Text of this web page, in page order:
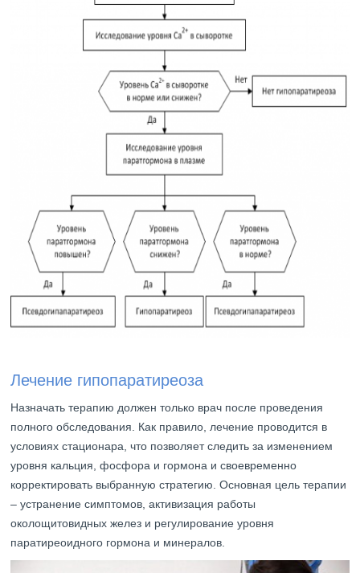
Лечение гипопаратиреоза
Назначать терапию должен только врач после проведения
полного обследования. Как правило, лечение проводится в
условиях стационара, что позволяет следить за изменением
уровня кальция, фосфора и гормона и своевременно
корректировать выбранную стратегию. Основная цель терапии
– устранение симптомов, активизация работы
околощитовидных желез и регулирование уровня
паратиреоидного гормона и минералов.